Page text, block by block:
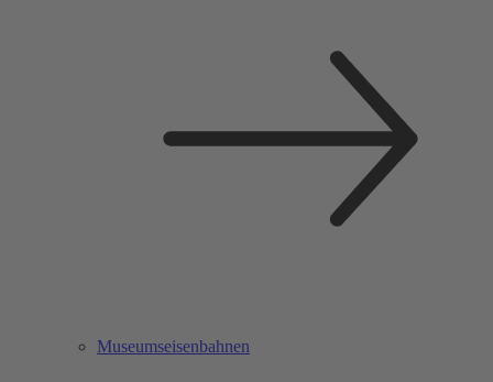
Museumseisenbahnen